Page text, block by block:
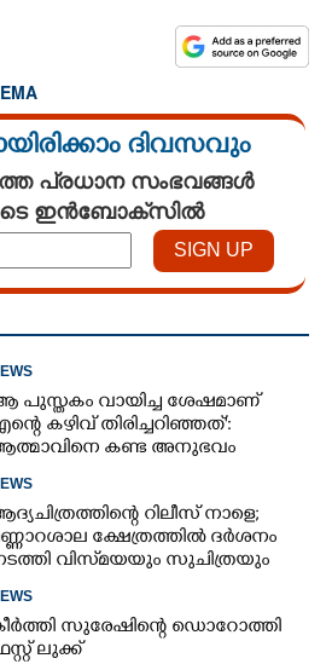
ദിവസവും
പ്രധാന സംഭവങ്ങൾ
ഇൻബോക്സിൽ
പുസ്തകം വായിച്ച ശേഷമാണ്
കഴിവ് തിരിച്ചറിഞ്ഞത്':
കണ്ട അനുഭവം
റിലീസ് നാളെ;
ക്ഷേത്രത്തിൽ ദർശനം
വിസ്‌മയയും സുചിത്രയും
സുരേഷിന്റെ ഡൊറോത്തി
ലുക്ക്